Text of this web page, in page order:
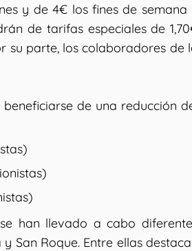
y de 4€ los fines de semana
de tarifas especiales de
su parte, los colaboradores de
de una reducción
han llevado a cabo
San Roque. Entre ellas